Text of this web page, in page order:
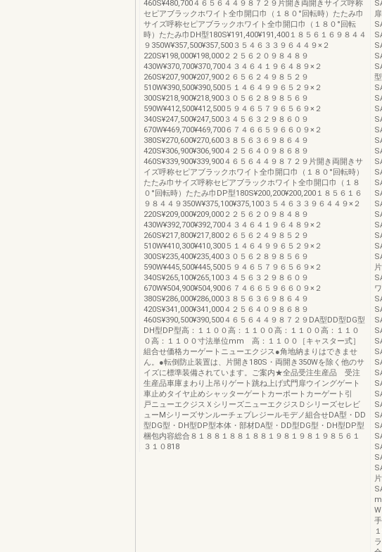
460S¥480,700４６５６４４９８７２９片開き両開きサイズ呼称
セピアブラックホワイト全巾開口巾（１８０°回転時）たたみ巾
サイズ呼称セピアブラックホワイト全巾開口巾（１８０°回転
時）たたみ巾DH型180S¥191,400¥191,400１８５６１６９８４４
９350W¥357,500¥357,500３５４６３３９６４４９×２
220S¥198,000¥198,000２２５６２０９８４８９
430W¥370,700¥370,700４３４６４１９６４８９×２
260S¥207,900¥207,900２６５６２４９８５２９
510W¥390,500¥390,500５１４６４９９６５２９×２
300S¥218,900¥218,900３０５６２８９８５６９
590W¥412,500¥412,500５９４６５７９６５６９×２
340S¥247,500¥247,500３４５６３２９８６０９
670W¥469,700¥469,700６７４６６５９６６０９×２
380S¥270,600¥270,600３８５６３６９８６４９
420S¥306,900¥306,900４２５６４０９８６８９
460S¥339,900¥339,900４６５６４４９８７２９片開き両開きサ
イズ呼称セピアブラックホワイト全巾開口巾（１８０°回転時）
たたみ巾サイズ呼称セピアブラックホワイト全巾開口巾（１８
０°回転時）たたみ巾DP型180S¥200,200¥200,200１８５６１６
９８４４９350W¥375,100¥375,100３５４６３３９６４４９×２
220S¥209,000¥209,000２２５６２０９８４８９
430W¥392,700¥392,700４３４６４１９６４８９×２
260S¥217,800¥217,800２６５６２４９８５２９
510W¥410,300¥410,300５１４６４９９６５２９×２
300S¥235,400¥235,400３０５６２８９８５６９
590W¥445,500¥445,500５９４６５７９６５６９×２
340S¥265,100¥265,100３４５６３２９８６０９
670W¥504,900¥504,900６７４６６５９６６０９×２
380S¥286,000¥286,000３８５６３６９８６４９
420S¥341,000¥341,000４２５６４０９８６８９
460S¥390,500¥390,500４６５６４４９８７２９DA型DD型DG型
DH型DP型高：１１００高：１１００高：１１００高：１１０
０高：１１００寸法単位mm 高：１１００［キャスター式］
組合せ価格カーゲートニューエクジス●角地納まりはできませ
ん。●転倒防止装置は、片開き180S・両開き350Wを除く他のサ
イズに標準装備されています。ご案内★全品受注生産品 受注
生産品車庫まわり上吊りゲート跳ね上げ式門扉ウイングゲート
車止めタイヤ止めシャッターゲートカーポートカーゲート引
戸ニューエクジスＸシリーズニューエクジスＤシリーズセレビ
ューMシリーズサンルーチェプレジールモデノ組合せDA型・DD
型DG型・DH型DP型本体・部材DA型・DD型DG型・DH型DP型
梱包内容総合８１８８１８８１８８１９８１９８１９８５６１
３１０818